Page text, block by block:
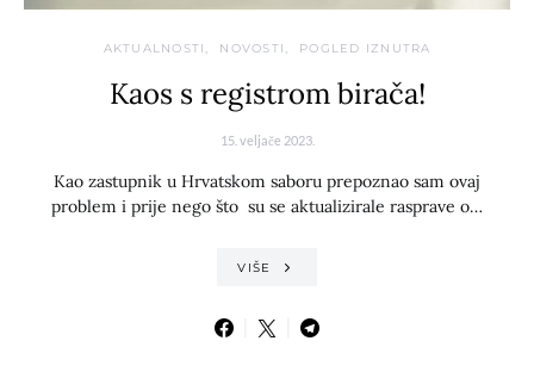
AKTUALNOSTI NOVOSTI POGLED IZNUTRA
Kaos s registrom birača!
15. veljače 2023.
Kao zastupnik u Hrvatskom saboru prepoznao sam ovaj
problem i prije nego što su se aktualizirale rasprave o…
VIŠE